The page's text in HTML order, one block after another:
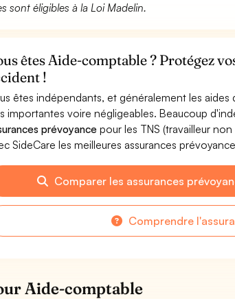
sont éligibles à la Loi Madelin.
êtes Aide-comptable ? Protégez
!
êtes indépendants, et généralement les
importantes voire négligeables. Beaucoup
prévoyancepour les TNS (travailleur
SideCare les meilleures assurances
Comparer les assurances
Comprendre
Aide-comptable